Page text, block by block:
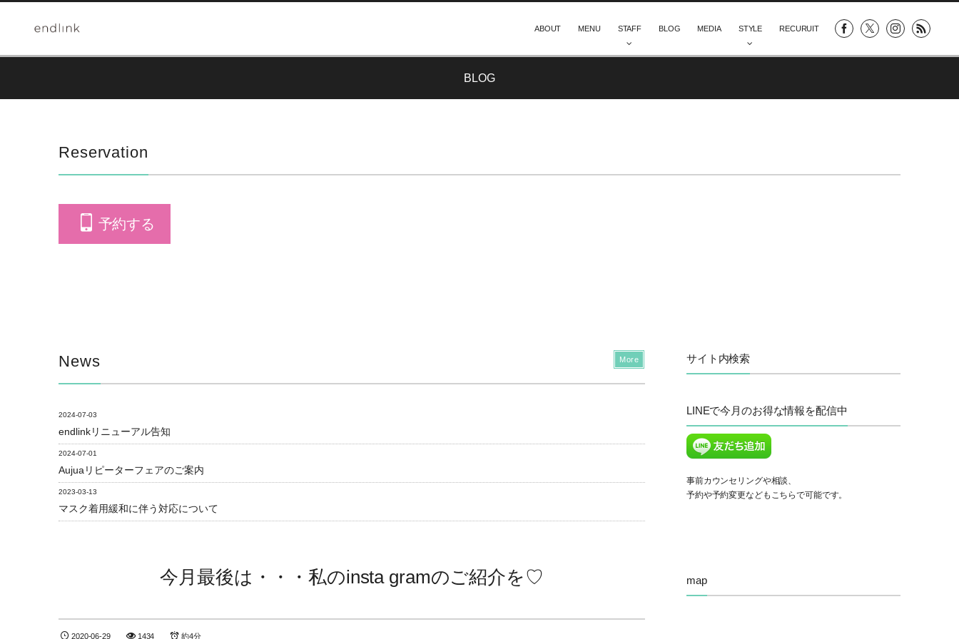
ABOUT MENU STAFF BLOG MEDIA STYLE RECURUIT
BLOG
Reservation
予約する
News
2024-07-03
endlinkリニューアル告知
2024-07-01
Aujuaリピーターフェアのご案内
2023-03-13
マスク着用緩和に伴う対応について
More
今月最後は・・・私のinsta gramのご紹介を♡
2020-06-29 1434 約4分
サイト内検索
LINEで今月のお得な情報を配信中
事前カウンセリングや相談、
予約や予約変更などもこちらで可能です。
map